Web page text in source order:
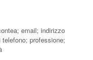
email; indirizzo
professione;